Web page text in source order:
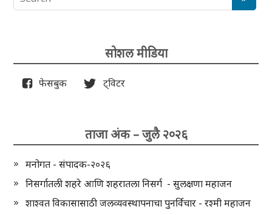
सोशल मीडिया
फेसबुक ट्विटर
ताजा अंक – जुलै २०२६
मनोगत - संपादक-२०२६
निसर्गातली शहरे आणि शहरातला निसर्ग - सुलक्षणा महाजन
शाश्वत विकासासाठी जलव्यवस्थापनाचा पुनर्विचार - रश्मी महाजन